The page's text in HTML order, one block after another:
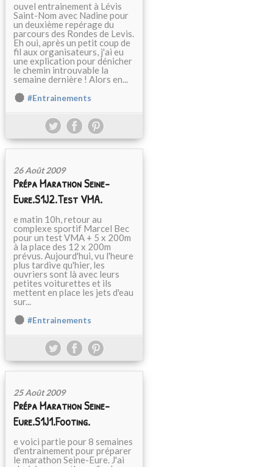
ouvel entrainement à Lévis
Saint-Nom avec Nadine pour
un deuxième repérage du
parcours des Rondes de Levis.
Eh oui, après un petit coup de
fil aux organisateurs, j'ai eu
une explication pour dénicher
le chemin introuvable la
semaine dernière ! Alors en...
#Entrainements
26 Août 2009
Prépa Marathon Seine-
Eure.S1J2.Test VMA.
e matin 10h, retour au
complexe sportif Marcel Bec
pour un test VMA + 5 x 200m
à la place des 12 x 200m
prévus. Aujourd'hui, vu l'heure
plus tardive qu'hier, les
ouvriers sont là avec leurs
petites voiturettes et ils
mettent en place les jets d'eau
sur...
#Entrainements
25 Août 2009
Prépa Marathon Seine-
Eure.S1J1.Footing.
e voici partie pour 8 semaines
d'entrainement pour préparer
le marathon Seine-Eure. J'ai